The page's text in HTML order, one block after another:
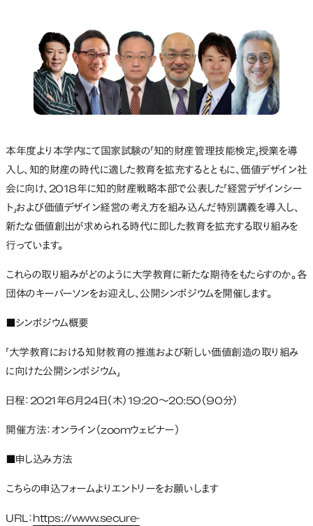
本年度より本学内にて国家試験の「知的財産管理技能検定」授業を導
入し、知的財産の時代に適した教育を拡充するとともに、価値デザイン社
会に向け、2018年に知的財産戦略本部で公表した「経営デザインシー
ト」および価値デザイン経営の考え方を組み込んだ特別講義を導入し、
新たな価値創出が求められる時代に即した教育を拡充する取り組みを
行っています。
これらの取り組みがどのように大学教育に新たな期待をもたらすのか。各
団体のキーパーソンをお迎えし、公開シンポジウムを開催します。
■シンポジウム概要
「大学教育における知財教育の推進および新しい価値創造の取り組み
に向けた公開シンポジウム」
日程：2021年6月24日（木）19:20～20:50（90分）
開催方法：オンライン（zoomウェビナー）
■申し込み方法
こちらの申込フォームよりエントリーをお願いします
URL： https://www.secure-